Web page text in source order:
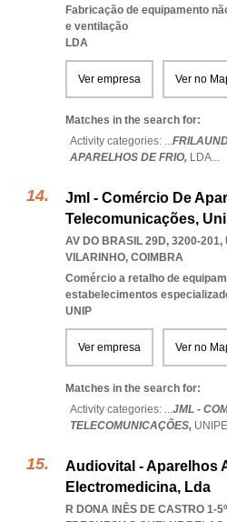
Fabricação de equipamento
e ventilação
LDA
Ver empresa Ver no
Matches in the search for:
Activity categories: ...
APARELHOS DE FRIO, LDA...
Jml - Comércio De
Telecomunicações,
AV DO BRASIL 29D, 3200-201,
VILARINHO, COIMBRA
Comércio a retalho de
estabelecimentos
UNIP
Ver empresa Ver no
Matches in the search for:
Activity categories: ...JML -
TELECOMUNICAÇÕES,
Audiovital - Aparelhos
Electromedicina, Lda
R DONA INÊS DE CASTRO 1-